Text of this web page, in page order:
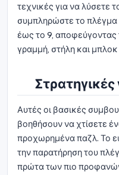
τεχνικές για να λύσετε
συμπληρώστε το πλέγμα
έως το 9, αποφεύγοντας
γραμμή, στήλη και μπλοκ
Στρατηγικές
Αυτές οι βασικές
βοηθήσουν να χτίσετε
προχωρημένα παζλ. Το
την παρατήρηση του
πρώτα των πιο